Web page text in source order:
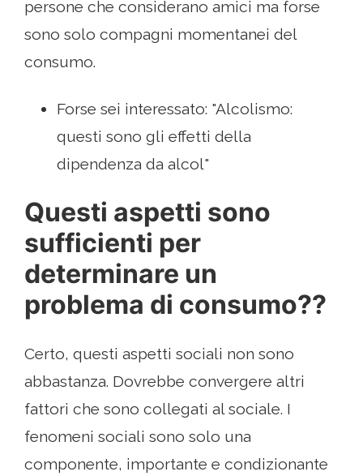
persone che considerano amici ma forse
sono solo compagni momentanei del
consumo.
Forse sei interessato: "Alcolismo:
questi sono gli effetti della
dipendenza da alcol"
Questi aspetti sono
sufficienti per
determinare un
problema di consumo??
Certo, questi aspetti sociali non sono
abbastanza. Dovrebbe convergere altri
fattori che sono collegati al sociale. I
fenomeni sociali sono solo una
componente, importante e condizionante